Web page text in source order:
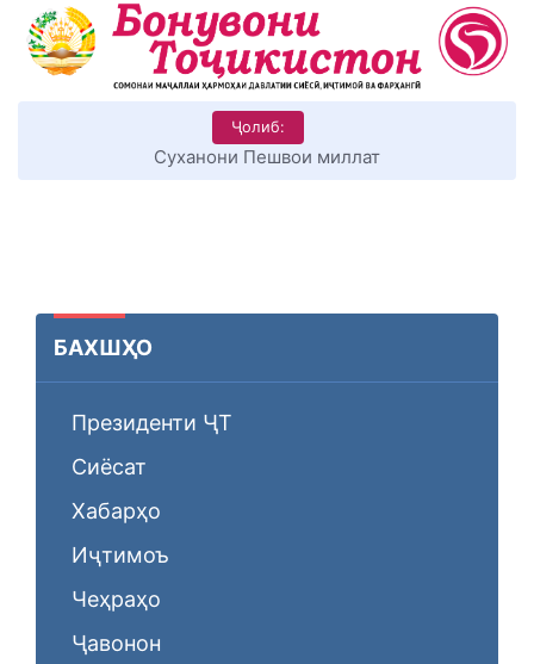
Ҷолиб:
Суханони Пешвои миллат
БАХШҲО
Президенти ҶТ
Сиёсат
Хабарҳо
Иҷтимоъ
Чеҳраҳо
Ҷавонон